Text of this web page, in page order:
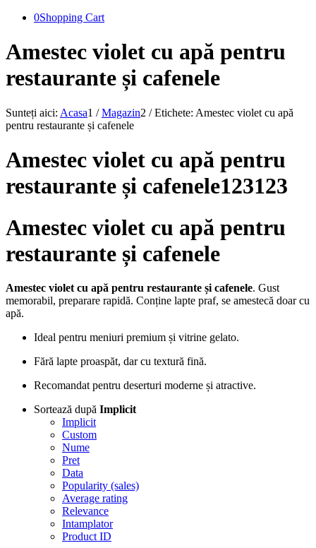
0Shopping Cart
Amestec violet cu apă pentru
restaurante și cafenele
Sunteți aici: Acasa1 / Magazin2 / Etichete: Amestec violet cu apă
pentru restaurante și cafenele
Amestec violet cu apă pentru
restaurante și cafenele123123
Amestec violet cu apă pentru
restaurante și cafenele
Amestec violet cu apă pentru restaurante și cafenele. Gust
memorabil, preparare rapidă. Conține lapte praf, se amestecă doar cu
apă.
Ideal pentru meniuri premium și vitrine gelato.
Fără lapte proaspăt, dar cu textură fină.
Recomandat pentru deserturi moderne și atractive.
Sortează după Implicit
Implicit
Custom
Nume
Pret
Data
Popularity (sales)
Average rating
Relevance
Intamplator
Product ID